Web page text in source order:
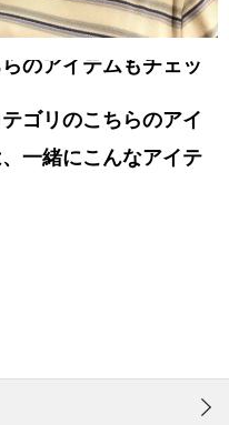
のアイテムもチェッ
ゴリのこちらのアイ
一緒にこんなアイテ